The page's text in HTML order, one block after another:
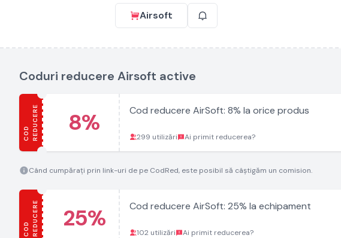
Airsoft
Coduri reducere Airsoft active
C
O
D
R
E
D
U
C
E
R E 8% Cod reducere AirSoft: 8% la orice produs
299 utilizări Ai primit reducerea?
Când cumpărați prin link-uri de pe CodRed, este posibil să câștigăm un comision.
C
O
D
R
E
D
U
C
E
R E 25% Cod reducere AirSoft: 25% la echipament
102 utilizări Ai primit reducerea?